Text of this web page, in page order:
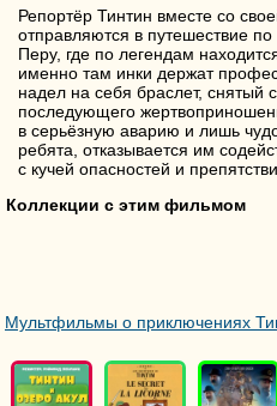
Репортёр Тинтин вместе со
отправляются в путешествие
Перу, где по легендам
именно там инки держат
надел на себя браслет,
последующего
в серьёзную аварию и лишь
ребята, отказывается им
с кучей опасностей и
Коллекции с этим фильмом
Мультфильмы о приключениях